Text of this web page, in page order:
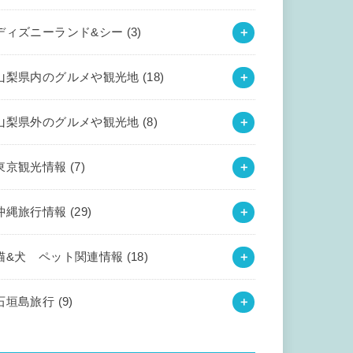
ィズニーランド&シー (3)
梨県内のグルメや観光地 (18)
梨県外のグルメや観光地 (8)
京観光情報 (7)
縄旅行情報 (29)
&犬 ペット関連情報 (18)
垣島旅行 (9)